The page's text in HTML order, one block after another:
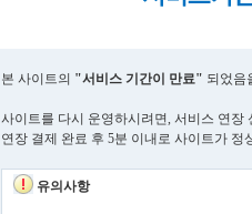
본 사이트의 "서비스 기간이 만료" 되었음
사이트를 다시 운영하시려면, 서비스 연장
연장 결제 완료 후 5분 이내로 사이트가 정
유의사항